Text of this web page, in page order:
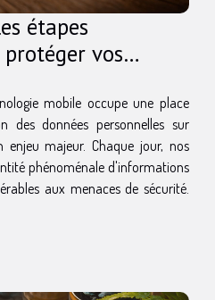
étapes
vos
mobile occupe une place
des données personnelles sur
majeur. Chaque jour, nos
phénoménale d'informations
aux menaces de sécurité.